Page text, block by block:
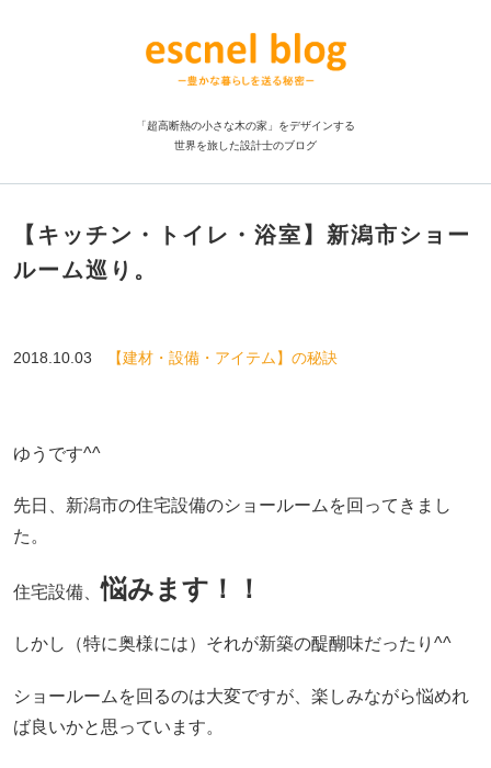
「超高断熱の小さな木の家」をデザインする
世界を旅した設計士のブログ
【キッチン・トイレ・浴室】新潟市ショー
ルーム巡り。
2018.10.03 【建材・設備・アイテム】の秘訣
ゆうです^^
先日、新潟市の住宅設備のショールームを回ってきまし
た。
住宅設備、悩みます！！
しかし（特に奥様には）それが新築の醍醐味だったり^^
ショールームを回るのは大変ですが、楽しみながら悩めれ
ば良いかと思っています。